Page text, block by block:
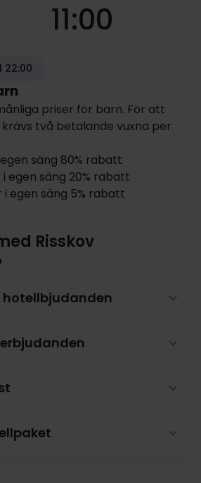
11:00
22:00
priser för barn. För att
två betalande vuxna per
säng 80% rabatt
i egen säng 20% rabatt
i egen säng 5% rabatt
Risskov
hotellbjudanden